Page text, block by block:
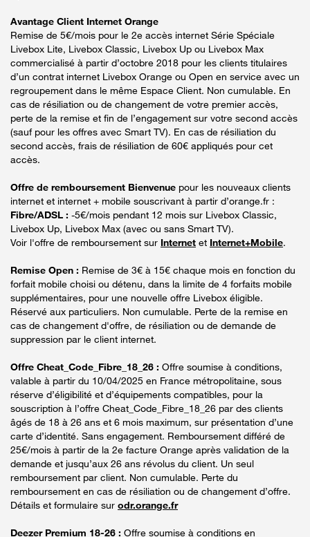
Avantage Client Internet Orange
Remise de 5€/mois pour le 2e accès internet Série Spéciale
Livebox Lite, Livebox Classic, Livebox Up ou Livebox Max
commercialisé à partir d’octobre 2018 pour les clients titulaires
d’un contrat internet Livebox Orange ou Open en service avec un
regroupement dans le même Espace Client. Non cumulable. En
cas de résiliation ou de changement de votre premier accès,
perte de la remise et fin de l’engagement sur votre second accès
(sauf pour les offres avec Smart TV). En cas de résiliation du
second accès, frais de résiliation de 60€ appliqués pour cet
accès.
Offre de remboursement Bienvenue pour les nouveaux clients
internet et internet + mobile souscrivant à partir d’orange.fr :
Fibre/ADSL : -5€/mois pendant 12 mois sur Livebox Classic,
Livebox Up, Livebox Max (avec ou sans Smart TV).
Voir l'offre de remboursement sur Internet et Internet+Mobile.
Remise Open : Remise de 3€ à 15€ chaque mois en fonction du
forfait mobile choisi ou détenu, dans la limite de 4 forfaits mobile
supplémentaires, pour une nouvelle offre Livebox éligible.
Réservé aux particuliers. Non cumulable. Perte de la remise en
cas de changement d'offre, de résiliation ou de demande de
suppression par le client internet.
Offre Cheat_Code_Fibre_18_26 : Offre soumise à conditions,
valable à partir du 10/04/2025 en France métropolitaine, sous
réserve d’éligibilité et d’équipements compatibles, pour la
souscription à l’offre Cheat_Code_Fibre_18_26 par des clients
âgés de 18 à 26 ans et 6 mois maximum, sur présentation d’une
carte d’identité. Sans engagement. Remboursement différé de
25€/mois à partir de la 2e facture Orange après validation de la
demande et jusqu’aux 26 ans révolus du client. Un seul
remboursement par client. Non cumulable. Perte du
remboursement en cas de résiliation ou de changement d’offre.
Détails et formulaire sur odr.orange.fr
Deezer Premium 18-26 : Offre soumise à conditions en